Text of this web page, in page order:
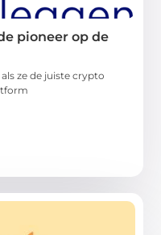
pioneer op de
ze de juiste crypto